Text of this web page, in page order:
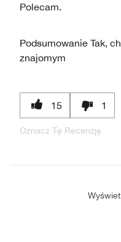
Polecam.
Podsumowanie Tak,
znajomym
15 1
Oznacz Tę Recenzję